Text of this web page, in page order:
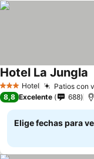
3 Estrellas
Hotel Patios con
Hotel La Jungla
8,8 Excelente 688
Elige fechas para